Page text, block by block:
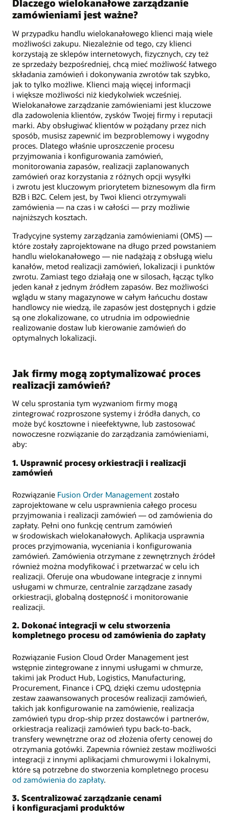
Dlaczego wielokanałowe zarządzanie
zamówieniami jest ważne?
W przypadku handlu wielokanałowego klienci mają wiele
możliwości zakupu. Niezależnie od tego, czy klienci
korzystają ze sklepów internetowych, fizycznych, czy też
ze sprzedaży bezpośredniej, chcą mieć możliwość łatwego
składania zamówień i dokonywania zwrotów tak szybko,
jak to tylko możliwe. Klienci mają więcej informacji
i większe możliwości niż kiedykolwiek wcześniej.
Wielokanałowe zarządzanie zamówieniami jest kluczowe
dla zadowolenia klientów, zysków Twojej firmy i reputacji
marki. Aby obsługiwać klientów w pożądany przez nich
sposób, musisz zapewnić im bezproblemowy i wygodny
proces. Dlatego właśnie uproszczenie procesu
przyjmowania i konfigurowania zamówień,
monitorowania zapasów, realizacji zaplanowanych
zamówień oraz korzystania z różnych opcji wysyłki
i zwrotu jest kluczowym priorytetem biznesowym dla firm
B2B i B2C. Celem jest, by Twoi klienci otrzymywali
zamówienia — na czas i w całości — przy możliwie
najniższych kosztach.
Tradycyjne systemy zarządzania zamówieniami (OMS) —
które zostały zaprojektowane na długo przed powstaniem
handlu wielokanałowego — nie nadążają z obsługą wielu
kanałów, metod realizacji zamówień, lokalizacji i punktów
zwrotu. Zamiast tego działają one w silosach, łącząc tylko
jeden kanał z jednym źródłem zapasów. Bez możliwości
wglądu w stany magazynowe w całym łańcuchu dostaw
handlowcy nie wiedzą, ile zapasów jest dostępnych i gdzie
są one zlokalizowane, co utrudnia im odpowiednie
realizowanie dostaw lub kierowanie zamówień do
optymalnych lokalizacji.
Jak firmy mogą zoptymalizować proces
realizacji zamówień?
W celu sprostania tym wyzwaniom firmy mogą
zintegrować rozproszone systemy i źródła danych, co
może być kosztowne i nieefektywne, lub zastosować
nowoczesne rozwiązanie do zarządzania zamówieniami,
aby:
1. Usprawnić procesy orkiestracji i realizacji
zamówień
Rozwiązanie Fusion Order Management zostało
zaprojektowane w celu usprawnienia całego procesu
przyjmowania i realizacji zamówień — od zamówienia do
zapłaty. Pełni ono funkcję centrum zamówień
w środowiskach wielokanałowych. Aplikacja usprawnia
proces przyjmowania, wyceniania i konfigurowania
zamówień. Zamówienia otrzymane z zewnętrznych źródeł
również można modyfikować i przetwarzać w celu ich
realizacji. Oferuje ona wbudowane integracje z innymi
usługami w chmurze, centralnie zarządzane zasady
orkiestracji, globalną dostępność i monitorowanie
realizacji.
2. Dokonać integracji w celu stworzenia
kompletnego procesu od zamówienia do zapłaty
Rozwiązanie Fusion Cloud Order Management jest
wstępnie zintegrowane z innymi usługami w chmurze,
takimi jak Product Hub, Logistics, Manufacturing,
Procurement, Finance i CPQ, dzięki czemu udostępnia
zestaw zaawansowanych procesów realizacji zamówień,
takich jak konfigurowanie na zamówienie, realizacja
zamówień typu drop-ship przez dostawców i partnerów,
orkiestracja realizacji zamówień typu back-to-back,
transfery wewnętrzne oraz od złożenia oferty cenowej do
otrzymania gotówki. Zapewnia również zestaw możliwości
integracji z innymi aplikacjami chmurowymi i lokalnymi,
które są potrzebne do stworzenia kompletnego procesu
od zamówienia do zapłaty.
3. Scentralizować zarządzanie cenami
i konfiguracjami produktów